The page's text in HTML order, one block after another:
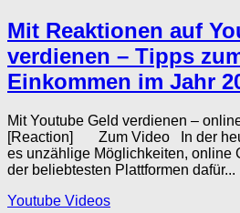
Mit Reaktionen auf
verdienen – Tipps
Einkommen im Jahr
Mit Youtube Geld verdienen –
[Reaction] Zum Video In der
es unzählige Möglichkeiten, online
der beliebtesten Plattformen dafür...
Youtube Videos